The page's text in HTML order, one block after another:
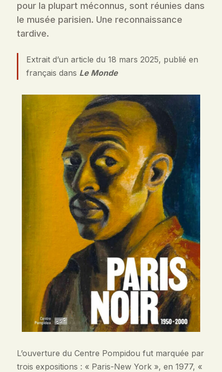
pour la plupart méconnus, sont réunies dans
le musée parisien. Une reconnaissance
tardive.
Extrait d’un article du 18 mars 2025, publié en
français dans Le Monde
L’ouverture du Centre Pompidou fut marquée par
trois expositions : « Paris-New York », en 1977, «